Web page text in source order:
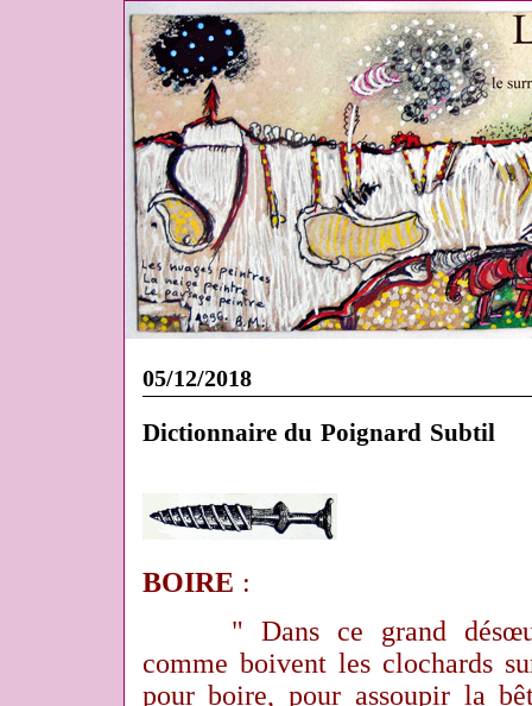
05/12/2018
Dictionnaire du Poignard Subtil
BOIRE :
" Dans ce grand
comme boivent les clochards
pour boire, pour assoupir la